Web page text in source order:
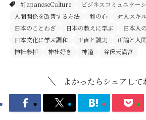
#JapaneseCulture
ビジネスコミュニケー
人間関係を改善する方法
和の心 対人スキ
日本のことわざ
日本の教えに学ぶ 日本人
日本文化に学ぶ調和
正直と誠実
正論と人
神社参拝
神社好き 神道 谷保天満宮
よかったらシェアして